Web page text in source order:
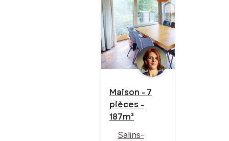
Maison - 7
pièces -
187m²
Salins-